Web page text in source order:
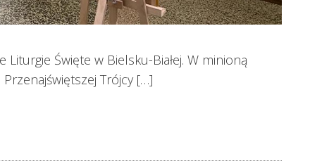
Święte w Bielsku-Białej. W minioną
Trójcy […]